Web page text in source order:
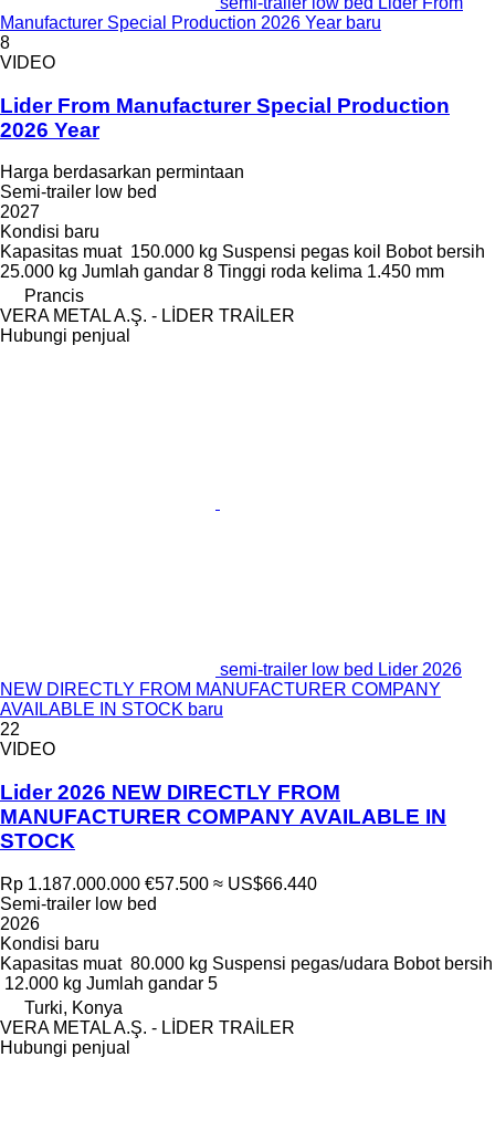
Manufacturer Special Production 2026 Year baru
8
VIDEO
Lider From Manufacturer Special Production
2026 Year
Harga berdasarkan permintaan
Semi-trailer low bed
2027
Kondisi baru
Kapasitas muat 150.000 kg Suspensi pegas koil
Bobot bersih
25.000 kg Jumlah gandar 8 Tinggi roda kelima 1.450 mm
Prancis
VERA METAL A.Ş. - LİDER TRAİLER
Hubungi penjual
semi-trailer low bed Lider 2026
NEW DIRECTLY FROM MANUFACTURER COMPANY
AVAILABLE IN STOCK baru
22
VIDEO
Lider 2026 NEW DIRECTLY FROM
MANUFACTURER COMPANY AVAILABLE IN
STOCK
Rp 1.187.000.000 €57.500 ≈ US$66.440
Semi-trailer low bed
2026
Kondisi baru
Kapasitas muat 80.000 kg Suspensi pegas/udara Bobot bersih
12.000 kg Jumlah gandar 5
Turki, Konya
VERA METAL A.Ş. - LİDER TRAİLER
Hubungi penjual